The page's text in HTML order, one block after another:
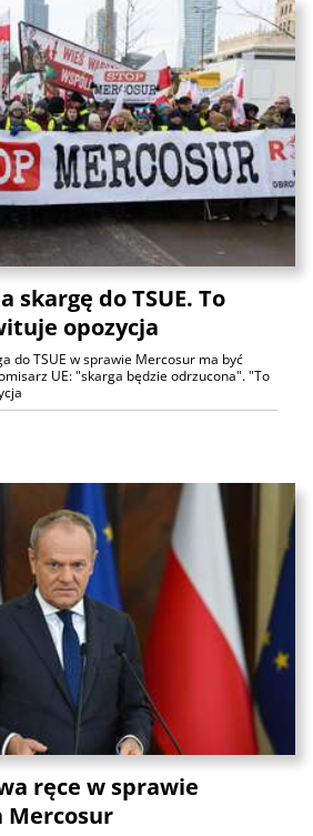
skargę do TSUE. To
opozycja
do TSUE w sprawie Mercosur ma być
UE: "skarga będzie odrzucona". "To
ręce w sprawie
Mercosur